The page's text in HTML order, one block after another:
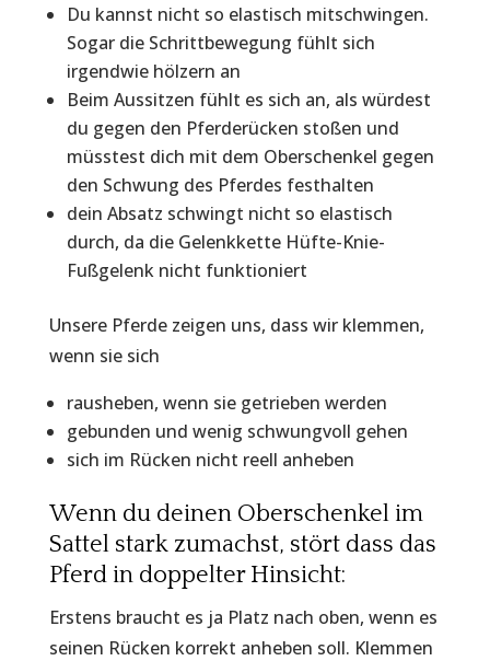
Du kannst nicht so elastisch mitschwingen.
Sogar die Schrittbewegung fühlt sich
irgendwie hölzern an
Beim Aussitzen fühlt es sich an, als würdest
du gegen den Pferderücken stoßen und
müsstest dich mit dem Oberschenkel gegen
den Schwung des Pferdes festhalten
dein Absatz schwingt nicht so elastisch
durch, da die Gelenkkette Hüfte-Knie-
Fußgelenk nicht funktioniert
Unsere Pferde zeigen uns, dass wir klemmen,
wenn sie sich
rausheben, wenn sie getrieben werden
gebunden und wenig schwungvoll gehen
sich im Rücken nicht reell anheben
Wenn du deinen Oberschenkel im
Sattel stark zumachst, stört dass das
Pferd in doppelter Hinsicht:
Erstens braucht es ja Platz nach oben, wenn es
seinen Rücken korrekt anheben soll. Klemmen